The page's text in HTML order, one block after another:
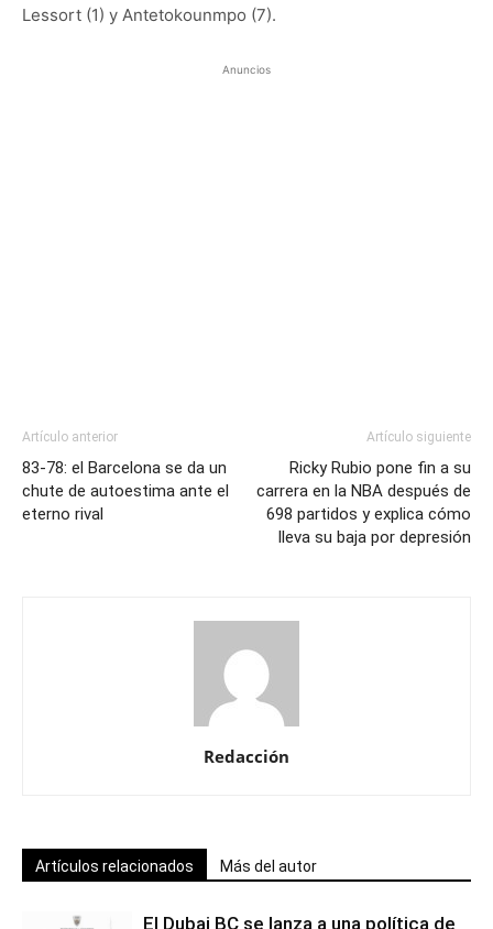
Lessort (1) y Antetokounmpo (7).
Anuncios
Artículo anterior
83-78: el Barcelona se da un
chute de autoestima ante el
eterno rival
Artículo siguiente
Ricky Rubio pone fin a su
carrera en la NBA después de
698 partidos y explica cómo
lleva su baja por depresión
Redacción
Artículos relacionados Más del autor
El Dubai BC se lanza a una política de